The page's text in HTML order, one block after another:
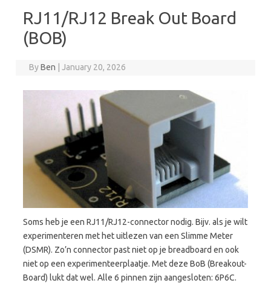
RJ11/RJ12 Break Out Board
(BOB)
ByBen January 20, 2026
Soms heb je een RJ11/RJ12-connector nodig. Bijv. als je wilt
experimenteren met het uitlezen van een Slimme Meter
(DSMR). Zo’n connector past niet op je breadboard en ook
niet op een experimenteerplaatje. Met deze BoB (Breakout-
Board) lukt dat wel. Alle 6 pinnen zijn aangesloten: 6P6C.